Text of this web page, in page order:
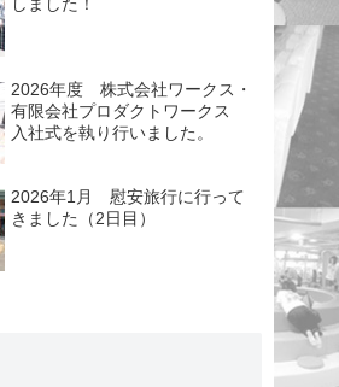
2026年度 株式会社ワークス・
有限会社プロダクトワークス
入社式を執り行いました。
2026年1月 慰安旅行に行って
きました（2日目）